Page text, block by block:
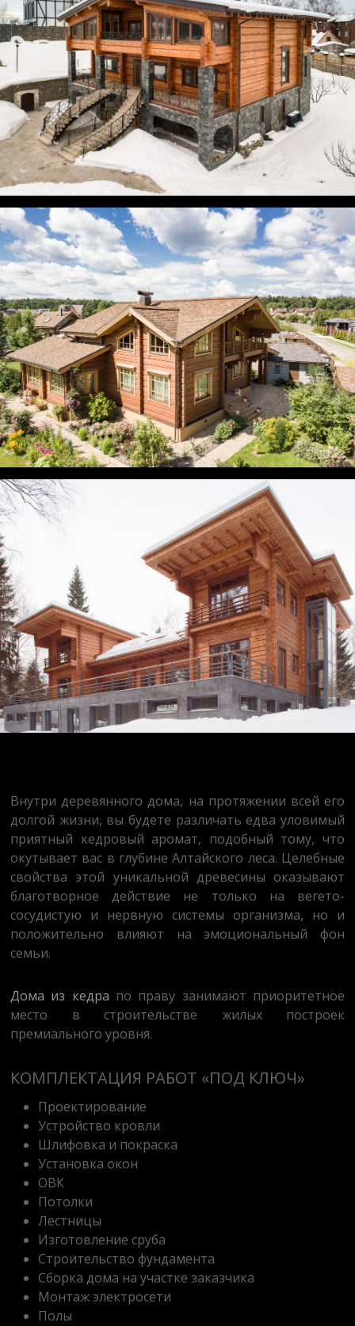
Внутри деревянного дома, на протяжении всей его
долгой жизни, вы будете различать едва уловимый
приятный кедровый аромат, подобный тому, что
окутывает вас в глубине Алтайского леса. Целебные
свойства этой уникальной древесины оказывают
благотворное действие не только на вегето-
сосудистую и нервную системы организма, но и
положительно влияют на эмоциональный фон
семьи.
Дома из кедра по праву занимают приоритетное
место в строительстве жилых построек
премиального уровня.
КОМПЛЕКТАЦИЯ РАБОТ «ПОД КЛЮЧ»
Проектирование
Устройство кровли
Шлифовка и покраска
Установка окон
ОВК
Потолки
Лестницы
Изготовление сруба
Строительство фундамента
Сборка дома на участке заказчика
Монтаж электросети
Полы